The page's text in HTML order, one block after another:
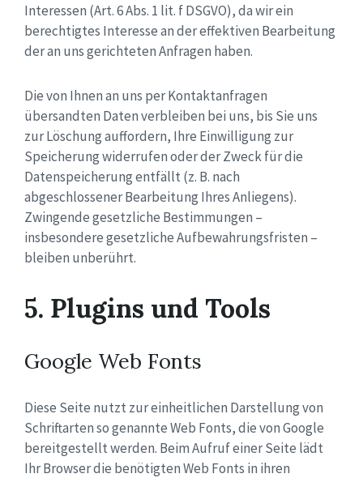
Interessen (Art. 6 Abs. 1 lit. f DSGVO), da wir ein
berechtigtes Interesse an der effektiven Bearbeitung
der an uns gerichteten Anfragen haben.
Die von Ihnen an uns per Kontaktanfragen
übersandten Daten verbleiben bei uns, bis Sie uns
zur Löschung auffordern, Ihre Einwilligung zur
Speicherung widerrufen oder der Zweck für die
Datenspeicherung entfällt (z. B. nach
abgeschlossener Bearbeitung Ihres Anliegens).
Zwingende gesetzliche Bestimmungen –
insbesondere gesetzliche Aufbewahrungsfristen –
bleiben unberührt.
5. Plugins und Tools
Google Web Fonts
Diese Seite nutzt zur einheitlichen Darstellung von
Schriftarten so genannte Web Fonts, die von Google
bereitgestellt werden. Beim Aufruf einer Seite lädt
Ihr Browser die benötigten Web Fonts in ihren